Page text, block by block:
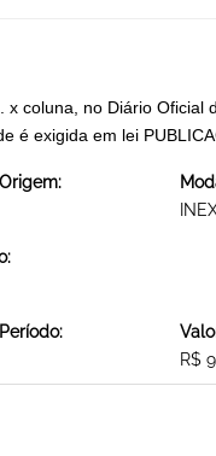
coluna, no Diário Oficial
é exigida em lei
R$